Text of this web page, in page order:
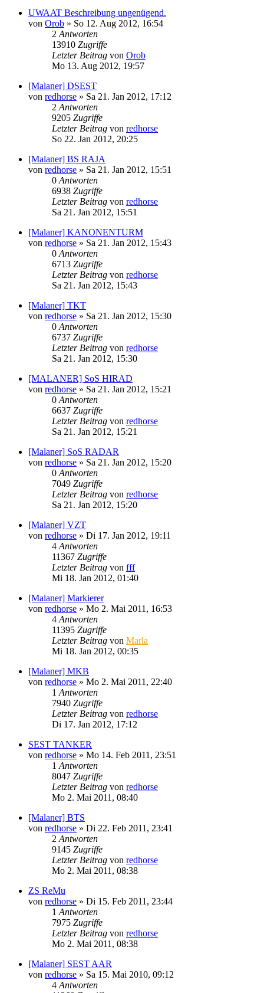
UWAAT Beschreibung ungenügend.
von Orob » So 12. Aug 2012, 16:54
2 Antworten
13910 Zugriffe
Letzter Beitrag von Orob
Mo 13. Aug 2012, 19:57
[Malaner] DSEST
von redhorse » Sa 21. Jan 2012, 17:12
2 Antworten
9205 Zugriffe
Letzter Beitrag von redhorse
So 22. Jan 2012, 20:25
[Malaner] BS RAJA
von redhorse » Sa 21. Jan 2012, 15:51
0 Antworten
6938 Zugriffe
Letzter Beitrag von redhorse
Sa 21. Jan 2012, 15:51
[Malaner] KANONENTURM
von redhorse » Sa 21. Jan 2012, 15:43
0 Antworten
6713 Zugriffe
Letzter Beitrag von redhorse
Sa 21. Jan 2012, 15:43
[Malaner] TKT
von redhorse » Sa 21. Jan 2012, 15:30
0 Antworten
6737 Zugriffe
Letzter Beitrag von redhorse
Sa 21. Jan 2012, 15:30
[MALANER] SoS HIRAD
von redhorse » Sa 21. Jan 2012, 15:21
0 Antworten
6637 Zugriffe
Letzter Beitrag von redhorse
Sa 21. Jan 2012, 15:21
[Malaner] SoS RADAR
von redhorse » Sa 21. Jan 2012, 15:20
0 Antworten
7049 Zugriffe
Letzter Beitrag von redhorse
Sa 21. Jan 2012, 15:20
[Malaner] VZT
von redhorse » Di 17. Jan 2012, 19:11
4 Antworten
11367 Zugriffe
Letzter Beitrag von fff
Mi 18. Jan 2012, 01:40
[Malaner] Markierer
von redhorse » Mo 2. Mai 2011, 16:53
4 Antworten
11395 Zugriffe
Letzter Beitrag von Marla
Mi 18. Jan 2012, 00:35
[Malaner] MKB
von redhorse » Mo 2. Mai 2011, 22:40
1 Antworten
7940 Zugriffe
Letzter Beitrag von redhorse
Di 17. Jan 2012, 17:12
SEST TANKER
von redhorse » Mo 14. Feb 2011, 23:51
1 Antworten
8047 Zugriffe
Letzter Beitrag von redhorse
Mo 2. Mai 2011, 08:40
[Malaner] BTS
von redhorse » Di 22. Feb 2011, 23:41
2 Antworten
9145 Zugriffe
Letzter Beitrag von redhorse
Mo 2. Mai 2011, 08:38
ZS ReMu
von redhorse » Di 15. Feb 2011, 23:44
1 Antworten
7975 Zugriffe
Letzter Beitrag von redhorse
Mo 2. Mai 2011, 08:38
[Malaner] SEST AAR
von redhorse » Sa 15. Mai 2010, 09:12
4 Antworten